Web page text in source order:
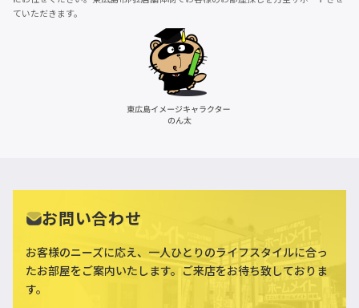
ていただきます。
お問い合わせ
お客様のニーズに応え、一人ひとりのライフスタイルに合っ
たお部屋をご案内いたします。ご来店をお待ち致しておりま
す。